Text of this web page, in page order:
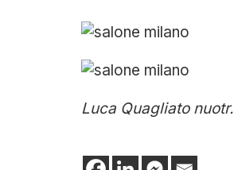
Luca Quagliato nuotr.